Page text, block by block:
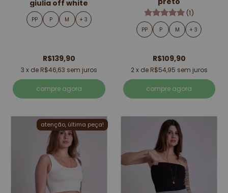
giulia off white
PP P M + 3
R$139,90
3 x de R$46,63 sem juros
compre agora
(1)
PP P M + 3
R$109,90
2x de R$54,95 sem juros
compre agora
atenção, última peça!